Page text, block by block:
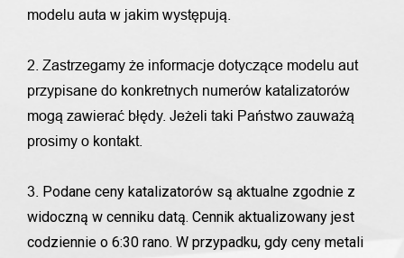
modelu auta w jakim występują.
2. Zastrzegamy że informacje dotyczące modelu aut
przypisane do konkretnych numerów katalizatorów
mogą zawierać błędy. Jeżeli taki Państwo zauważą
prosimy o kontakt.
3. Podane ceny katalizatorów są aktualne zgodnie z
widoczną w cenniku datą. Cennik aktualizowany jest
codziennie o 6:30 rano. W przypadku, gdy ceny metali